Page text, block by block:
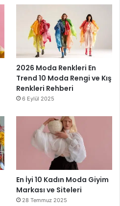
2026 Moda Renkleri En
Trend 10 Moda Rengi ve Kış
Renkleri Rehberi
6 Eylül 2025
En İyi 10 Kadın Moda Giyim
Markası ve Siteleri
28 Temmuz 2025